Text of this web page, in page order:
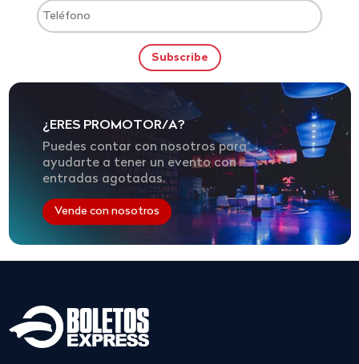
¿ERES PROMOTOR/A?
Puedes contar con nosotros para
ayudarte a tener un evento con
entradas agotadas.
Vende con nosotros